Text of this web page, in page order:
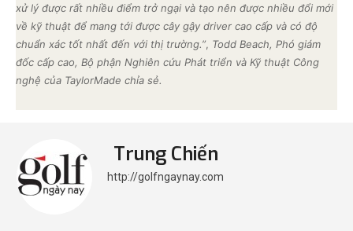
xử lý được rất nhiều điểm trở ngại và tạo nên được nhiều đổi mới
về kỹ thuật để mang tới được cây gậy driver cao cấp và có độ
chuẩn xác tốt nhất đến với thị trường.”, Todd Beach, Phó giám
đốc cấp cao, Bộ phận Nghiên cứu Phát triển và Kỹ thuật Công
nghệ của TaylorMade chỉa sẻ.
Trung Chiến
http://golfngaynay.com